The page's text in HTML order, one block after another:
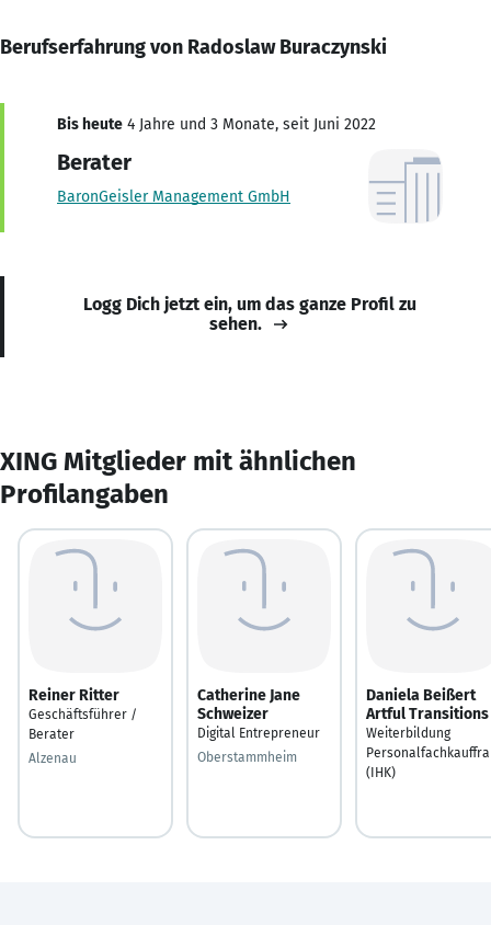
Berufserfahrung von Radoslaw Buraczynski
Bis heute 4 Jahre und 3 Monate, seit Juni 2022
Berater
BaronGeisler Management GmbH
Logg Dich jetzt ein, um das ganze Profil zu
sehen.
XING Mitglieder mit ähnlichen
Profilangaben
Reiner Ritter
Geschäftsführer /
Berater
Alzenau
Catherine Jane
Schweizer
Digital Entrepreneur
Oberstammheim
Daniela Beißert
Artful Transitions
Weiterbildung
(IHK)